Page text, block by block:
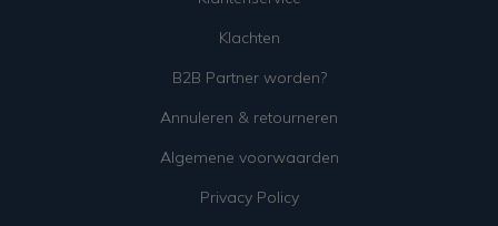
Klachten
B2B Partner worden?
Annuleren & retourneren
Algemene voorwaarden
Privacy Policy